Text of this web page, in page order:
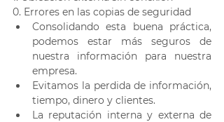
0. Errores en las copias de seguridad
Consolidando esta buena práctica,
podemos estar más seguros de
nuestra información para nuestra
empresa.
Evitamos la perdida de información,
tiempo, dinero y clientes.
La reputación interna y externa de